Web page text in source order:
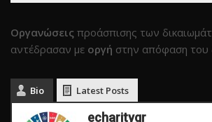
Οργανώσεις προάσπισης των
αντέδρασαν με οργή στην απόφαση του
Bio Latest Posts
echaritygr